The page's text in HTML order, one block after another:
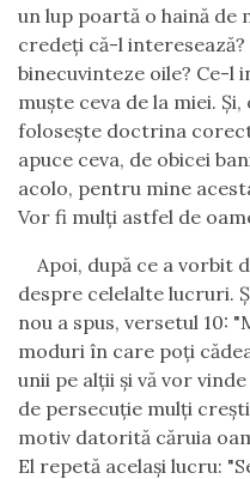
un lup poartă o haină de
credeţi că-l interesează?
binecuvinteze oile? Ce-l
muşte ceva de la miei.
foloseşte doctrina
apuce ceva, de obicei
acolo, pentru mine
Vor fi mulţi astfel de
Apoi, după ce a vorbit
despre celelalte lucruri.
nou a spus, versetul 10:
moduri în care poţi
unii pe alţii şi vă vor
de persecuţie mulţi
motiv datorită căruia
El repetă acelaşi lucru: